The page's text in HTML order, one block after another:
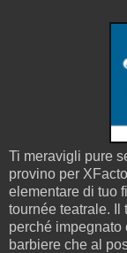
Ti meravigli pure
provino per
elementare di tuo
tournée teatrale. Il
perché impegnato
barbiere che al